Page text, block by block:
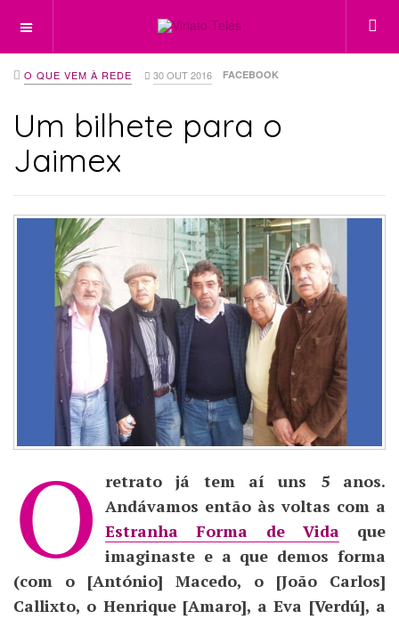
OFF CANVAS
O QUE VEM À REDE 30 OUT 2016 FACEBOOK
Um bilhete para o
Jaimex
O retrato já tem aí uns 5 anos.
Andávamos então às voltas com a
Estranha Forma de Vidaque
imaginaste e a que demos forma
(com o [António] Macedo, o [João Carlos]
Callixto, o Henrique [Amaro], a Eva [Verdú], a